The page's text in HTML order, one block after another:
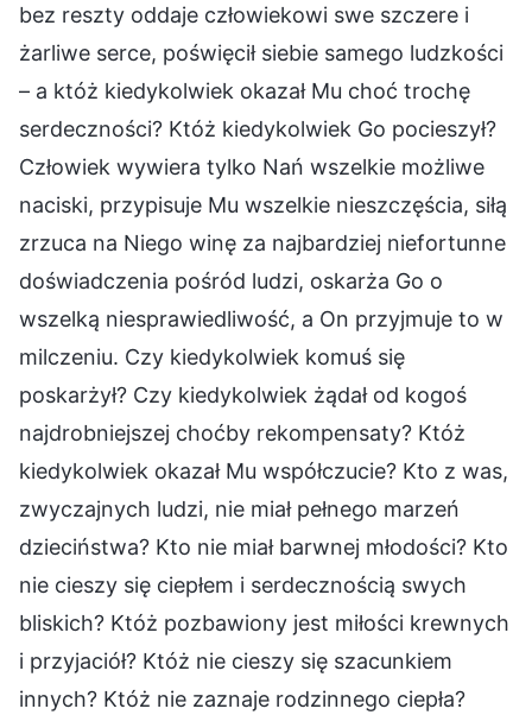
bez reszty oddaje człowiekowi swe szczere i
żarliwe serce, poświęcił siebie samego ludzkości
– a któż kiedykolwiek okazał Mu choć trochę
serdeczności? Któż kiedykolwiek Go pocieszył?
Człowiek wywiera tylko Nań wszelkie możliwe
naciski, przypisuje Mu wszelkie nieszczęścia, siłą
zrzuca na Niego winę za najbardziej niefortunne
doświadczenia pośród ludzi, oskarża Go o
wszelką niesprawiedliwość, a On przyjmuje to w
milczeniu. Czy kiedykolwiek komuś się
poskarżył? Czy kiedykolwiek żądał od kogoś
najdrobniejszej choćby rekompensaty? Któż
kiedykolwiek okazał Mu współczucie? Kto z was,
zwyczajnych ludzi, nie miał pełnego marzeń
dzieciństwa? Kto nie miał barwnej młodości? Kto
nie cieszy się ciepłem i serdecznością swych
bliskich? Któż pozbawiony jest miłości krewnych
i przyjaciół? Któż nie cieszy się szacunkiem
innych? Któż nie zaznaje rodzinnego ciepła?